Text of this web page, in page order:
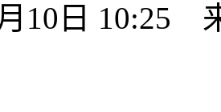
10日 10:25